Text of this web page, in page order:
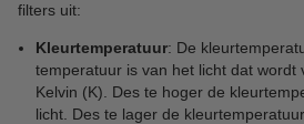
filters uit:
Kleurtemperatuur: De
temperatuur is van het licht dat wordt
Kelvin (K). Des te hoger de
licht. Des te lager de